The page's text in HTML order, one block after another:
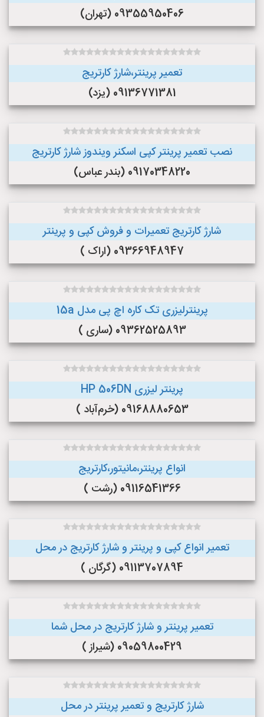
09355950406 (تهران)
تعمیر پرینتر،شارژ کارتریج
09136771381 (یزد)
نصب تعمیر پرینتر کپی اسکنر ویندوز شارژ کارتریج
09170348220 (بندر عباس)
شارژ کارتریج تعمیرات و فروش کپی و پرینتر
09366948947 (اراک )
پرینترلیزری تک کاره اچ پی مدل 15a
09362525893 (ساری )
پرینتر لیزری HP 506DN
09168880653 (خرم‌آباد )
انواع پرینتر،مانیتور،کارتریج
09116541366 (رشت )
تعمیر انواع کپی و پرینتر و شارژ کارتریج در محل
09113707894 (گرگان )
تعمیر پرینتر و شارژ کارتریج در محل شما
09059800429 (شیراز )
شارژ کارتریج و تعمیر پرینتر در محل